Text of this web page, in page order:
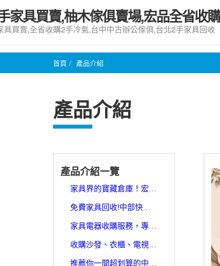
家具買賣,柚木傢俱賣場,宏品全省收
具買賣,全省收購2手冷氣,台中中古辦公傢俱,台北2手家具回收
首頁 / 產品介紹
產品介紹
產品介紹一覽
家具界的寶藏倉庫！宏品二手家具館等你來挖寶
免費家具回收!中部快速收購0979003999
家具電器收購服務，專人到府搬運0979003999
收購沙發、衣櫃、電視櫃、洗衣機0979003999
推薦你一間超划算的中古家具店-宏品二手家具館